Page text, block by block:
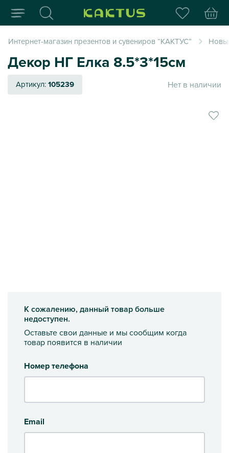
Интернет-магазин
Интернет-магазин презентов и сувениров “КАКТУС”
Декор НГ Елка 8.5*3*15см
Артикул:105239 Нет в наличии
К сожалению, данный товар больше
недоступен.
Оставьте свои данные и мы сообщим когда
товар появится в наличии
Номер телефона
Email